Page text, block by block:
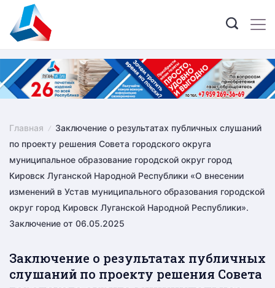
content
Главная
Заключение о результатах публичных слушаний
по проекту решения Совета городского округа
муниципальное образование городской округ город
Кировск Луганской Народной Республики «О внесении
изменений в Устав муниципального образования городской
округ город Кировск Луганской Народной Республики».
Заключение от 06.05.2025
Заключение о результатах публичных
слушаний по проекту решения Совета